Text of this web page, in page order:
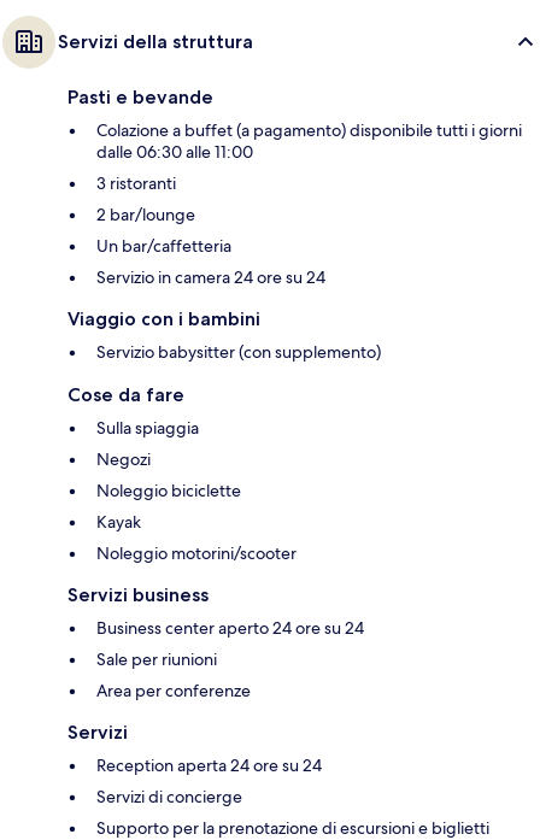
Servizi della struttura
Pasti e bevande
Colazione a buffet (a pagamento) disponibile tutti i giorni
dalle 06:30 alle 11:00
3 ristoranti
2 bar/lounge
Un bar/caffetteria
Servizio in camera 24 ore su 24
Viaggio con i bambini
Servizio babysitter (con supplemento)
Cose da fare
Sulla spiaggia
Negozi
Noleggio biciclette
Kayak
Noleggio motorini/scooter
Servizi business
Business center aperto 24 ore su 24
Sale per riunioni
Area per conferenze
Servizi
Reception aperta 24 ore su 24
Servizi di concierge
Supporto per la prenotazione di escursioni e biglietti